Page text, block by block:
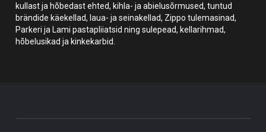
kullast ja hõbedast ehted, kihla- ja abielusõrmused, tuntud
brändide käekellad, laua- ja seinakellad, Zippo tulemasinad,
Parkeri ja Lami pastapliiatsid ning sulepead, kellarihmad,
hõbelusikad ja kinkekarbid.